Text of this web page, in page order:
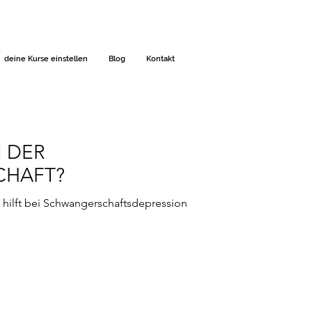
deine Kurse einstellen Blog Kontakt
DER
bei Schwangerschaftsdepression